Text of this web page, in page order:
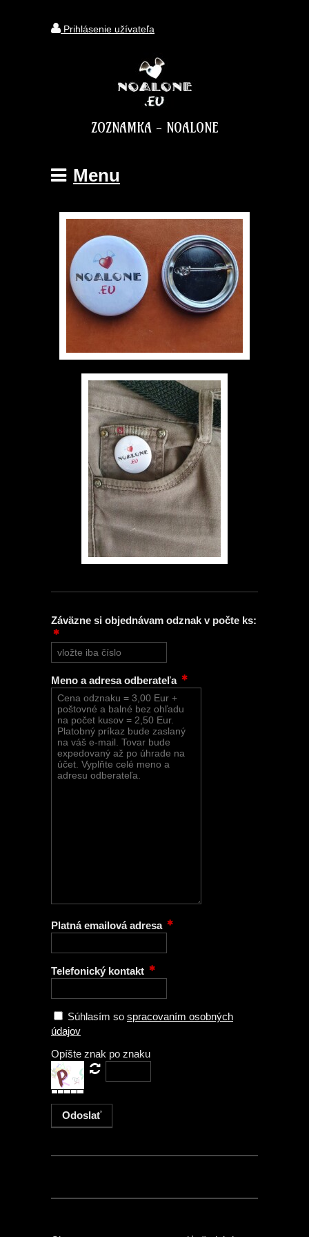
Prihlásenie užívateľa
ZOZNAMKA - NOALONE
Menu
Záväzne si objednávam odznak v počte ks:
Meno a adresa odberateľa
Platná emailová adresa
Telefonický kontakt
Súhlasím so spracovaním osobných
údajov
Opíšte znak po znaku